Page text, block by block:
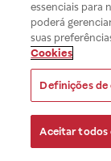
essenciais para
poderá
suas
Cookies
Definições de
Aceitar todos